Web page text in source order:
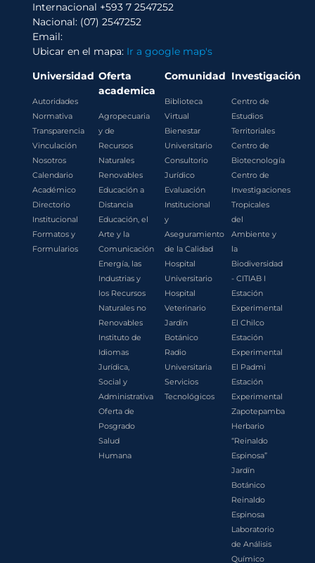
Internacional +593 7 2547252
Nacional: (07) 2547252
Email:
Ubicar en el mapa: Ir a google map's
Universidad
Autoridades
Normativa
Transparencia
Vinculación
Nosotros
Calendario
Académico
Directorio
Institucional
Formatos y
Formularios
Oferta
academica
Agropecuaria
y de
Recursos
Naturales
Renovables
Educación a
Distancia
Educación, el
Arte y la
Comunicación
Energía, las
Industrias y
los Recursos
Naturales no
Renovables
Instituto de
Idiomas
Jurídica,
Social y
Administrativa
Oferta de
Posgrado
Salud
Humana
Comunidad
Biblioteca
Virtual
Bienestar
Universitario
Consultorio
Jurídico
Evaluación
Institucional
y
Aseguramiento
de la Calidad
Hospital
Universitario
Hospital
Veterinario
Jardín
Botánico
Radio
Universitaria
Servicios
Tecnológicos
Investigación
Centro de
Estudios
Territoriales
Centro de
Biotecnología
Centro de
Investigaciones
Tropicales
del
Ambiente y
la
Biodiversidad
- CITIAB I
Estación
Experimental
El Chilco
Estación
Experimental
El Padmi
Estación
Experimental
Zapotepamba
Herbario
“Reinaldo
Espinosa”
Jardín
Botánico
Reinaldo
Espinosa
Laboratorio
de Análisis
Químico